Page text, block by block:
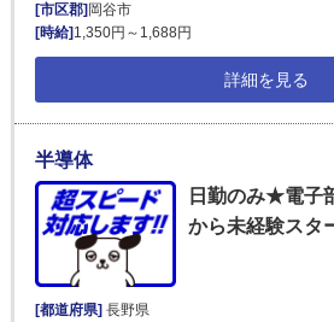
[市区郡] 岡谷市
[時給] 1,350円～1,688円
詳細を見る
半導体
日勤のみ★電子
から未経験スタ
[都道府県]長野県